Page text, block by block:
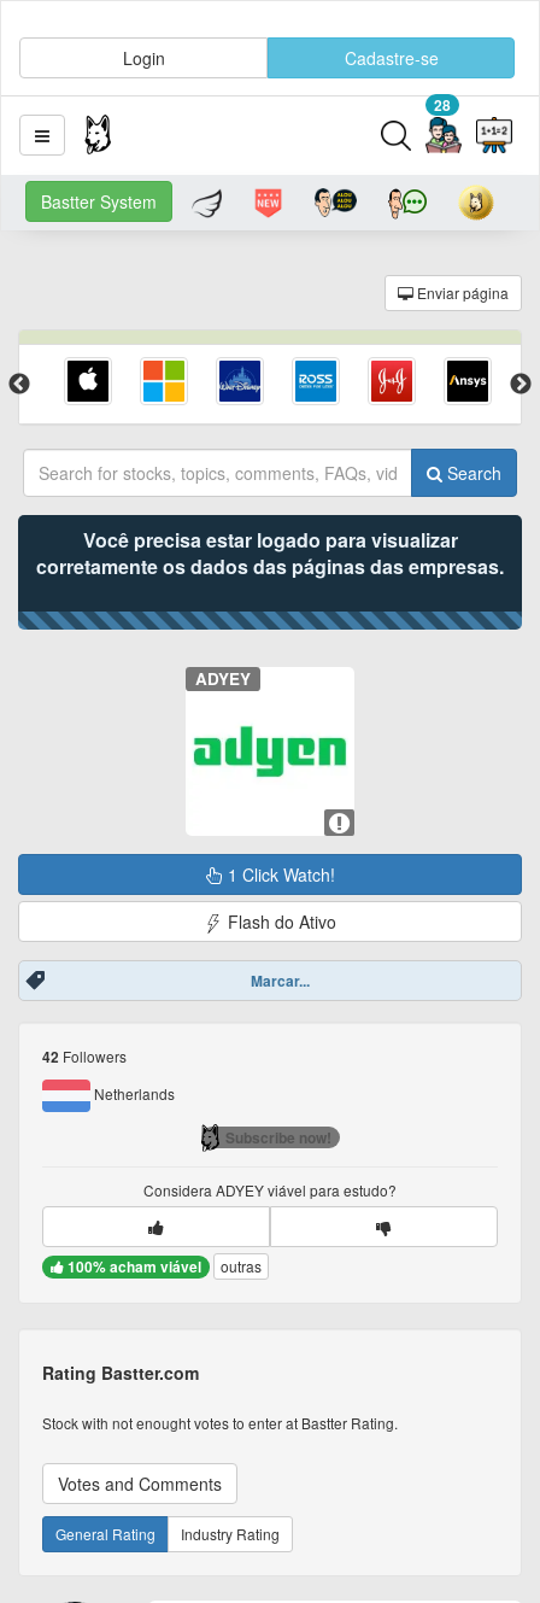
Login Cadastre-se
28
Bastter System
Enviar página
Search
Você precisa estar logado para visualizar
corretamente os dados das páginas das empresas.
ADYEY
1 Click Watch!
Flash do Ativo
Marcar...
42 Followers
Netherlands
Subscribe now!
Considera ADYEYviável para estudo?
100% acham viável outras
Rating Bastter.com
Stock with not enought votes to enter at Bastter Rating.
Votes and Comments
General Rating Industry Rating